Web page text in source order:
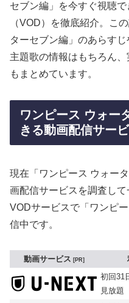
セブン編」を今すぐ視聴
（VOD）を徹底紹介。こ
ターセブン編」のあらす
主題歌の情報はもちろん
もまとめています。
ワンピース ウォー
きる動画配信サー
現在「ワンピース ウォー
画配信サービスを調査し
VODサービスで「ワンピ
信中です。
動画サービス PR
初回31
見放題